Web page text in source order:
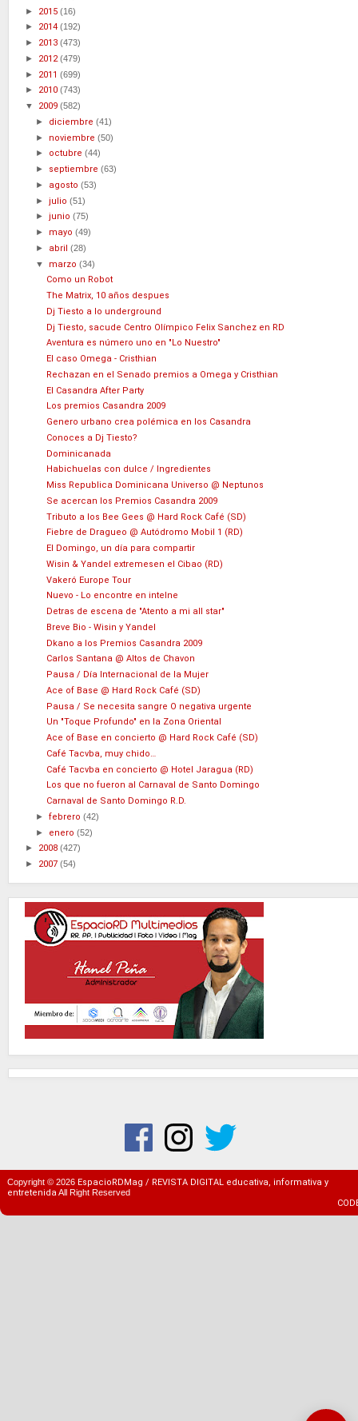
► 2015 (16)
► 2014 (192)
► 2013 (473)
► 2012(479)
► 2011 (699)
► 2010 (743)
▼ 2009 (582)
► diciembre(41)
► noviembre(50)
► octubre(44)
► septiembre(63)
► agosto(53)
►julio(51)
►junio(75)
► mayo(49)
► abril(28)
▼ marzo(34)
Como un Robot
The Matrix, 10 años despues
Dj Tiesto a lo underground
Dj Tiesto, sacude Centro Olímpico Felix Sanchez en RD
Aventura es número uno en "Lo Nuestro"
El caso Omega - Cristhian
Rechazan en el Senado premios a Omega y Cristhian
El Casandra After Party
Los premios Casandra 2009
Genero urbano crea polémica en los Casandra
Conoces a Dj Tiesto?
Dominicanada
Habichuelas con dulce / Ingredientes
Miss Republica Dominicana Universo @ Neptunos
Se acercan los Premios Casandra 2009
Tributo a los Bee Gees @ Hard Rock Café (SD)
Fiebre de Dragueo @ Autódromo Mobil 1 (RD)
El Domingo, un día para compartir
Wisin & Yandel extremesen el Cibao (RD)
Vakeró Europe Tour
Nuevo - Lo encontre en intelne
Detras de escena de "Atento a mi all star"
Breve Bio - Wisin y Yandel
Dkano a los Premios Casandra 2009
Carlos Santana @ Altos de Chavon
Pausa / Día Internacional de la Mujer
Ace of Base @ Hard Rock Café (SD)
Pausa / Se necesita sangre O negativa urgente
Un "Toque Profundo" en la Zona Oriental
Ace of Base en concierto @ Hard Rock Café (SD)
Café Tacvba, muy chido…
Café Tacvba en concierto @ Hotel Jaragua (RD)
Los que no fueron al Carnaval de Santo Domingo
Carnaval de Santo Domingo R.D.
►febrero(42)
► enero(52)
► 2008 (427)
► 2007 (54)
Copyright © 2026 EspacioRDMag / REVISTA DIGITAL educativa, informativa y
entretenidaAll Right Reserved